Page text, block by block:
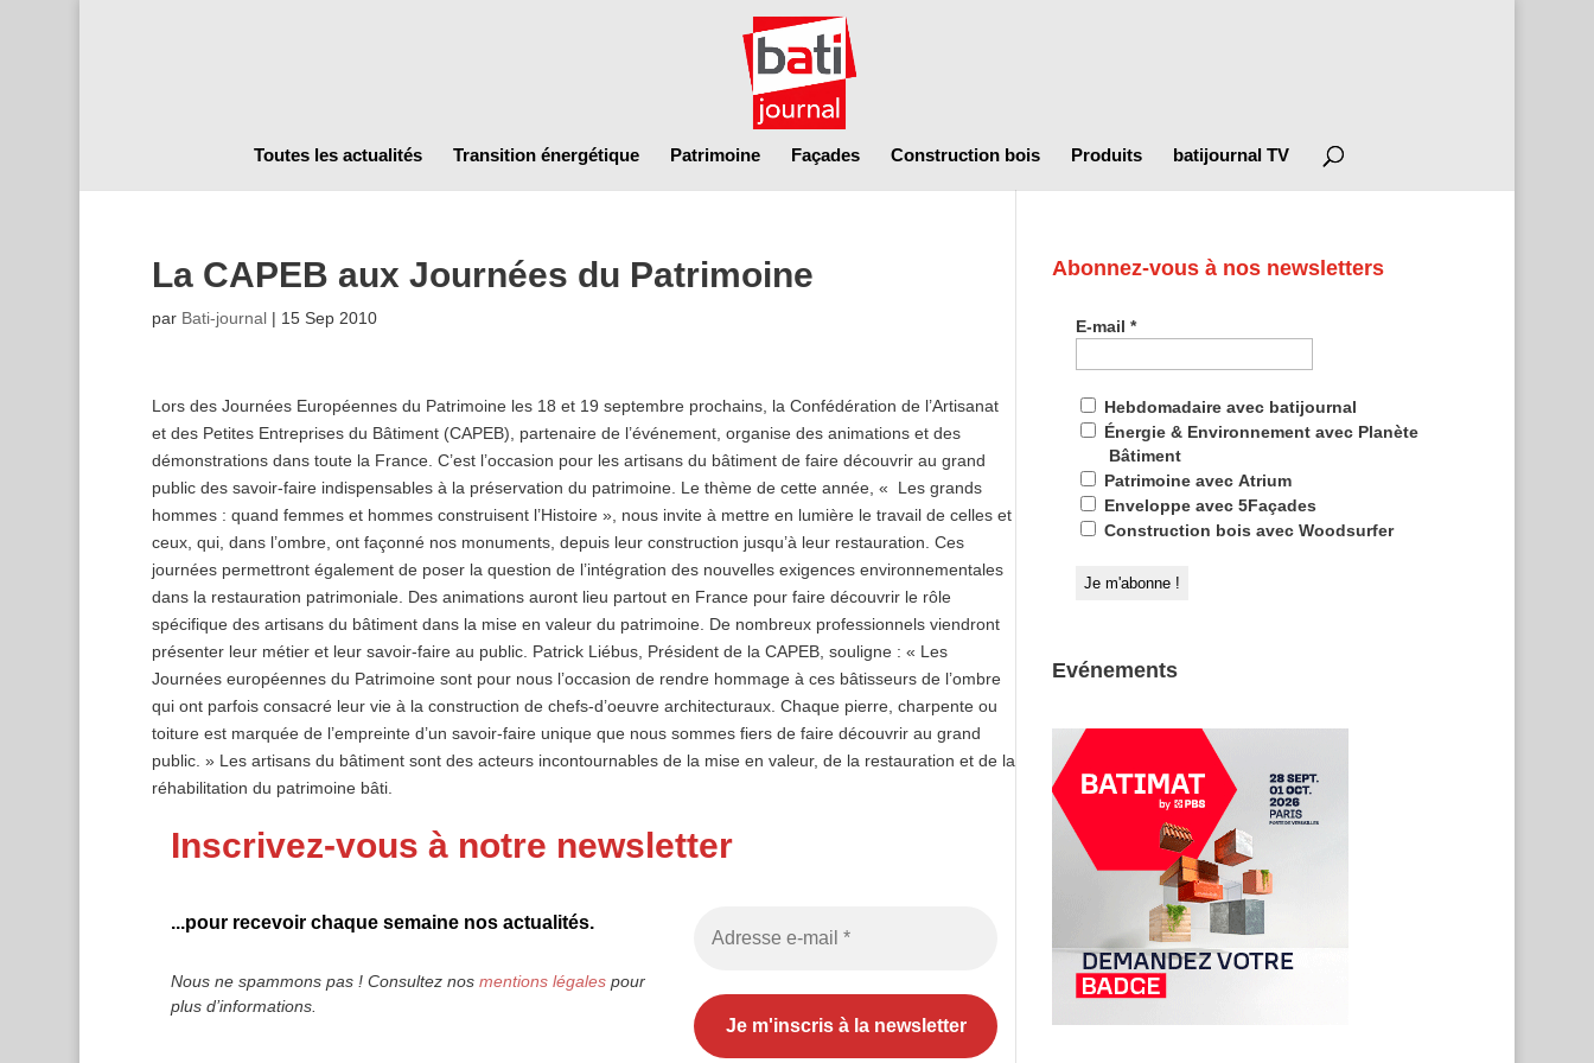
Toutes les actualités Transition énergétique Patrimoine Façades Construction bois Produits batijournal TV
La CAPEB aux Journées du Patrimoine
par Bati-journal| 15 Sep 2010
Lors des Journées Européennes du Patrimoine les 18 et 19 septembre prochains, la Confédération de l’Artisanat
et des Petites Entreprises du Bâtiment (CAPEB), partenaire de l’événement, organise des animations et des
démonstrations dans toute la France. C’est l’occasion pour les artisans du bâtiment de faire découvrir au grand
public des savoir-faire indispensables à la préservation du patrimoine. Le thème de cette année, « Les grands
hommes : quand femmes et hommes construisent l’Histoire », nous invite à mettre en lumière le travail de celles et
ceux, qui, dans l’ombre, ont façonné nos monuments, depuis leur construction jusqu’à leur restauration. Ces
journées permettront également de poser la question de l’intégration des nouvelles exigences environnementales
dans la restauration patrimoniale. Des animations auront lieu partout en France pour faire découvrir le rôle
spécifique des artisans du bâtiment dans la mise en valeur du patrimoine. De nombreux professionnels viendront
présenter leur métier et leur savoir-faire au public. Patrick Liébus, Président de la CAPEB, souligne : « Les
Journées européennes du Patrimoine sont pour nous l’occasion de rendre hommage à ces bâtisseurs de l’ombre
qui ont parfois consacré leur vie à la construction de chefs-d’oeuvre architecturaux. Chaque pierre, charpente ou
toiture est marquée de l’empreinte d’un savoir-faire unique que nous sommes fiers de faire découvrir au grand
public. » Les artisans du bâtiment sont des acteurs incontournables de la mise en valeur, de la restauration et de la
réhabilitation du patrimoine bâti.
Inscrivez-vous à notre newsletter
...pour recevoir chaque semaine nos actualités.
Nous ne spammons pas ! Consultez nos mentions légalespour
plus d’informations.
Abonnez-vous à nos newsletters
E-mail*
Hebdomadaire avec batijournal
Énergie & Environnement avec Planète
Bâtiment
Patrimoine avec Atrium
Enveloppe avec 5Façades
Construction bois avec Woodsurfer
Evénements